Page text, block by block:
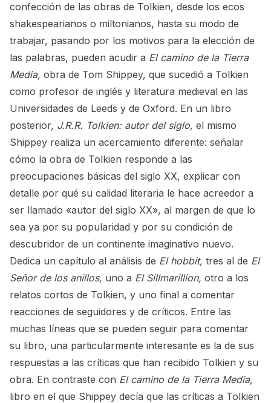
confección de las obras de Tolkien, desde los ecos
shakespearianos o miltonianos, hasta su modo de
trabajar, pasando por los motivos para la elección de
las palabras, pueden acudir a El camino de la Tierra
Media, obra de Tom Shippey, que sucedió a Tolkien
como profesor de inglés y literatura medieval en las
Universidades de Leeds y de Oxford. En un libro
posterior, J.R.R. Tolkien: autor del siglo, el mismo
Shippey realiza un acercamiento diferente: señalar
cómo la obra de Tolkien responde a las
preocupaciones básicas del siglo XX, explicar con
detalle por qué su calidad literaria le hace acreedor a
ser llamado «autor del siglo XX», al margen de que lo
sea ya por su popularidad y por su condición de
descubridor de un continente imaginativo nuevo.
Dedica un capítulo al análisis de El hobbit, tres al de El
Señor de los anillos, uno a El Sillmarillion, otro a los
relatos cortos de Tolkien, y uno final a comentar
reacciones de seguidores y de críticos. Entre las
muchas líneas que se pueden seguir para comentar
su libro, una particularmente interesante es la de sus
respuestas a las críticas que han recibido Tolkien y su
obra. En contraste con El camino de la Tierra Media,
libro en el que Shippey decía que las críticas a Tolkien